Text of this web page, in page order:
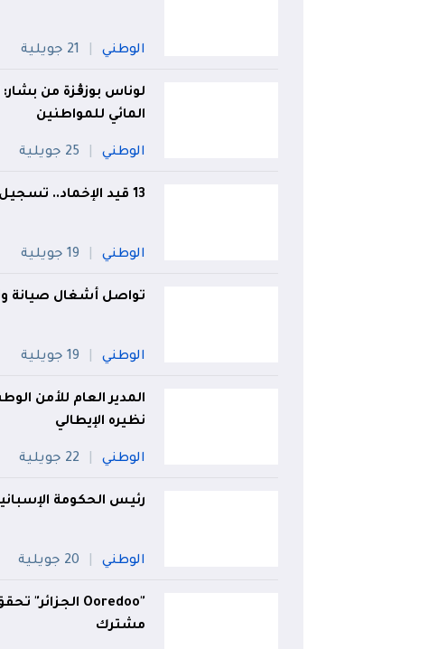
الوطني 21 جويلية
لوناس بوزڨزة من
المائي للمواطنين
الوطني 25 جويلية
13 قيد الإخماد.. تسجيل 173 حريقا عبر الوطن
الوطني 19 جويلية
تواصل أشغال صيانة
الوطني 19 جويلية
المدير العام للأمن
نظيره الإيطالي
الوطني 22 جويلية
رئيس الحكومة
الوطني 20 جويلية
مشترك